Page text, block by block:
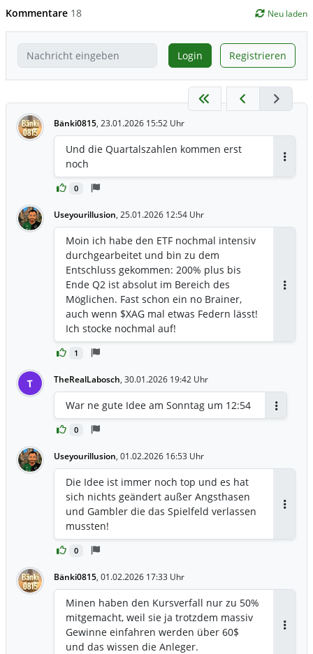
Kommentare 18 Neu laden
Login Registrieren
Bänki0815, 23.01.2026 15:52 Uhr
0
Und die Quartalszahlen kommen erst
noch
Useyourillusion, 25.01.2026 12:54 Uhr
1
Moin ich habe den ETF nochmal intensiv
durchgearbeitet und bin zu dem
Entschluss gekommen: 200% plus bis
Ende Q2 ist absolut im Bereich des
Möglichen. Fast schon ein no Brainer,
auch wenn $XAG mal etwas Federn lässt!
Ich stocke nochmal auf!
T TheRealLabosch, 30.01.2026 19:42 Uhr
0
War ne gute Idee am Sonntag um 12:54
Useyourillusion, 01.02.2026 16:53 Uhr
0
Die Idee ist immer noch top und es hat
sich nichts geändert außer Angsthasen
und Gambler die das Spielfeld verlassen
mussten!
Bänki0815, 01.02.2026 17:33 Uhr
Minen haben den Kursverfall nur zu 50%
mitgemacht, weil sie ja trotzdem massiv
Gewinne einfahren werden über 60$
und das wissen die Anleger.